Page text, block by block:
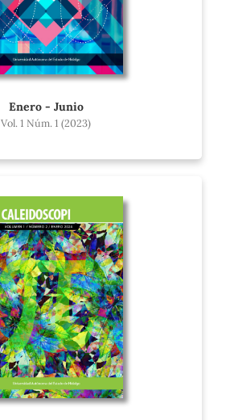
Enero - Junio
Vol. 1 Núm. 1 (2023)